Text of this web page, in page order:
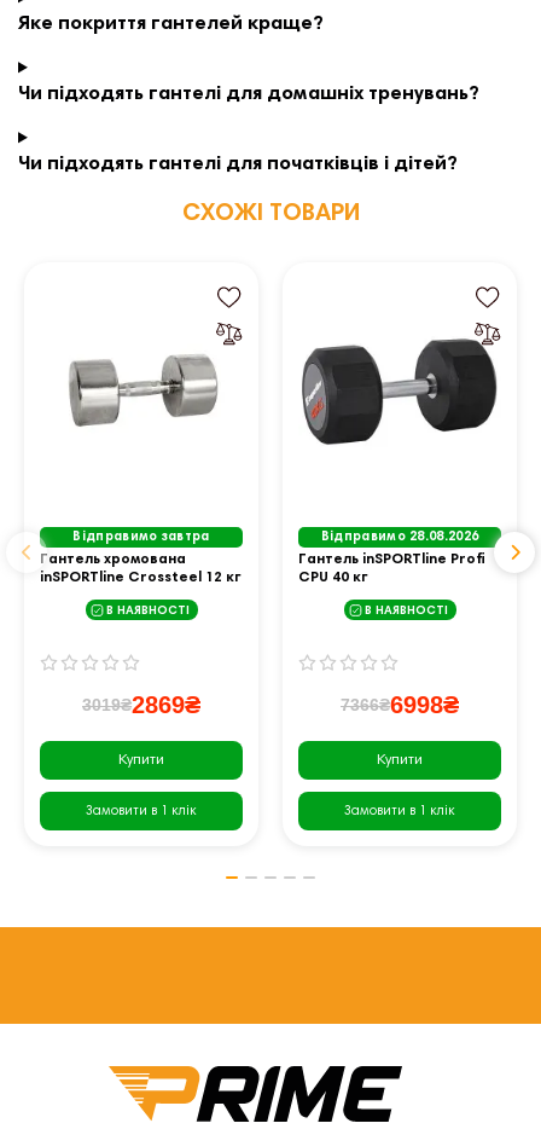
Яке покриття гантелей краще?
Чи підходять гантелі для домашніх тренувань?
Чи підходять гантелі для початківців і дітей?
СХОЖІ ТОВАРИ
Відправимо завтра
Гантель хромована
inSPORTline Crossteel 12 кг
В НАЯВНОСТІ
3019₴2869₴
Купити
Замовити в 1 клік
Відправимо 28.08.2026
Гантель inSPORTline Profi
CPU 40 кг
В НАЯВНОСТІ
7366₴6998₴
Купити
Замовити в 1 клік